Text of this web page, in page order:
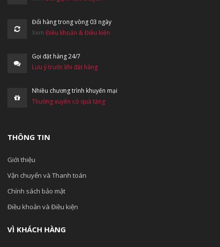
Đổi hàng trong vòng 03 ngày
Xem Điều khoản & Điều kiện
Gọi đặt hàng 24/7
Lưu ý trước khi đặt hàng
Nhiều chương trình khuyến mại
Thường xuyên có quà tặng
THÔNG TIN
Giới thiệu
Vận chuyển và Thanh toán
Chính sách bảo mật
Điều khoản và Điều kiện
VÌ KHÁCH HÀNG